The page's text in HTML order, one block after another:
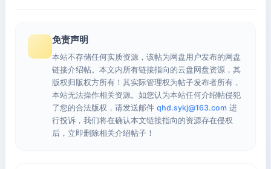
免责声明
本站不存储任何实质资源，该帖为网盘用户发布的网盘
链接介绍帖。本文内所有链接指向的云盘网盘资源，其
版权归版权方所有！其实际管理权为帖子发布者所有，
本站无法操作相关资源。如您认为本站任何介绍帖侵犯
了您的合法版权，请发送邮件 qhd.sykj@163.com 进
行投诉，我们将在确认本文链接指向的资源存在侵权
后，立即删除相关介绍帖子！